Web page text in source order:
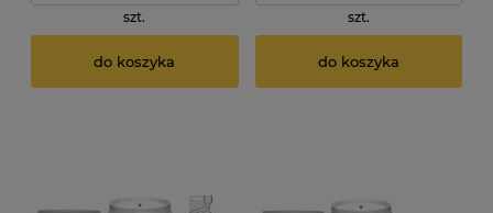
szt.
do koszyka
szt.
do koszyka